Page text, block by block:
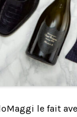
le fait